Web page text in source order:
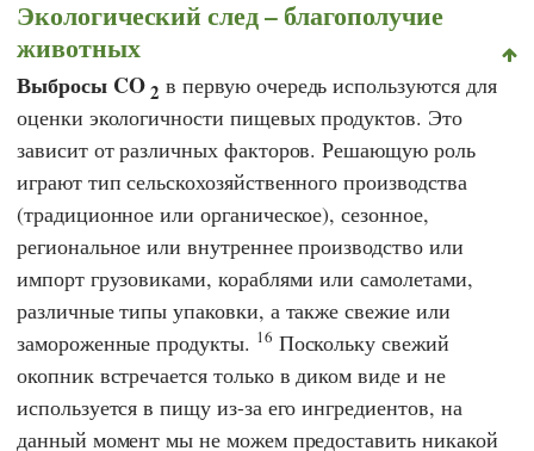
Экологический след – благополучие
животных
Выбросы CO2 в первую очередь используются для
оценки экологичности пищевых продуктов. Это
зависит от различных факторов. Решающую роль
играют тип сельскохозяйственного производства
(традиционное или органическое), сезонное,
региональное или внутреннее производство или
импорт грузовиками, кораблями или самолетами,
различные типы упаковки, а также свежие или
замороженные продукты. 16 Поскольку свежий
окопник встречается только в диком виде и не
используется в пищу из-за его ингредиентов, на
данный момент мы не можем предоставить никакой